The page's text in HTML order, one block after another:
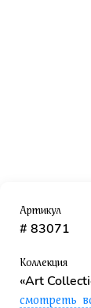
Артикул
# 83071
Коллекция
«Art
смотреть